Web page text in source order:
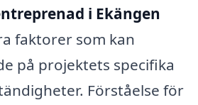
i Ekängen
faktorer som kan
på projektets specifika
Förståelse för